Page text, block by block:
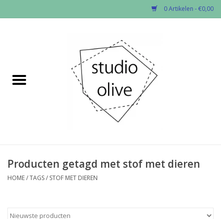
0 Artikelen - €0,00
✂︎Nieuw
Fournituren
Workshops
Producten getagd met stof met dieren
HOME/TAGS/ STOF MET DIEREN